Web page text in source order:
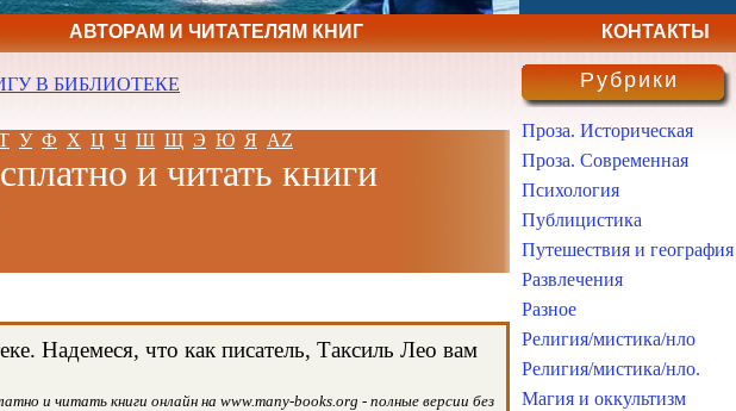
АВТОРАМ И ЧИТАТЕЛЯМ КНИГ КОНТАКТЫ
В БИБЛИОТЕКЕ
У Ф Х Ц Ч Ш Щ Э Ю Я AZ
и читать книги
Надемеся, что как писатель, Таксиль Лео вам
и читать книги онлайн на www.many-books.org - полные версии без
Рубрики
Проза. Историческая
Проза. Современная
Психология
Публицистика
Путешествия и география
Развлечения
Разное
Религия/мистика/нло
Религия/мистика/нло.
Магия и оккультизм